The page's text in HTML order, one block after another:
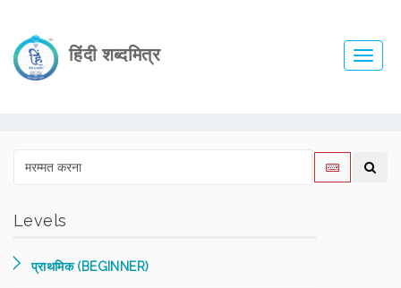
हिंदी शब्दमित्र
Levels
प्राथमिक (BEGINNER)